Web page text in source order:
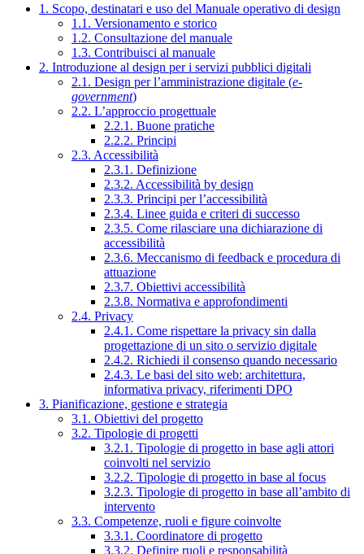
1. Scopo, destinatari e uso del Manuale operativo di design
1.1. Versionamento e storico
1.2. Consultazione del manuale
1.3. Contribuisci al manuale
2. Introduzione al design per i servizi pubblici digitali
2.1. Design per l’amministrazione digitale (e-
government)
2.2. L’approccio progettuale
2.2.1. Buone pratiche
2.2.2. Principi
2.3. Accessibilità
2.3.1. Definizione
2.3.2. Accessibilità by design
2.3.3. Principi per l’accessibilità
2.3.4. Linee guida e criteri di successo
2.3.5. Come rilasciare una dichiarazione di
accessibilità
2.3.6. Meccanismo di feedback e procedura di
attuazione
2.3.7. Obiettivi accessibilità
2.3.8. Normativa e approfondimenti
2.4. Privacy
2.4.1. Come rispettare la privacy sin dalla
progettazione di un sito o servizio digitale
2.4.2. Richiedi il consenso quando necessario
2.4.3. Le basi del sito web: architettura,
informativa privacy, riferimenti DPO
3. Pianificazione, gestione e strategia
3.1. Obiettivi del progetto
3.2. Tipologie di progetti
3.2.1. Tipologie di progetto in base agli attori
coinvolti nel servizio
3.2.2. Tipologie di progetto in base al focus
3.2.3. Tipologie di progetto in base all’ambito di
intervento
3.3. Competenze, ruoli e figure coinvolte
3.3.1. Coordinatore di progetto
3.3.2. Definire ruoli e responsabilità